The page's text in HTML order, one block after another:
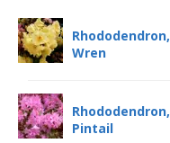
Rhododendron,
Wren
Rhododendron,
Pintail